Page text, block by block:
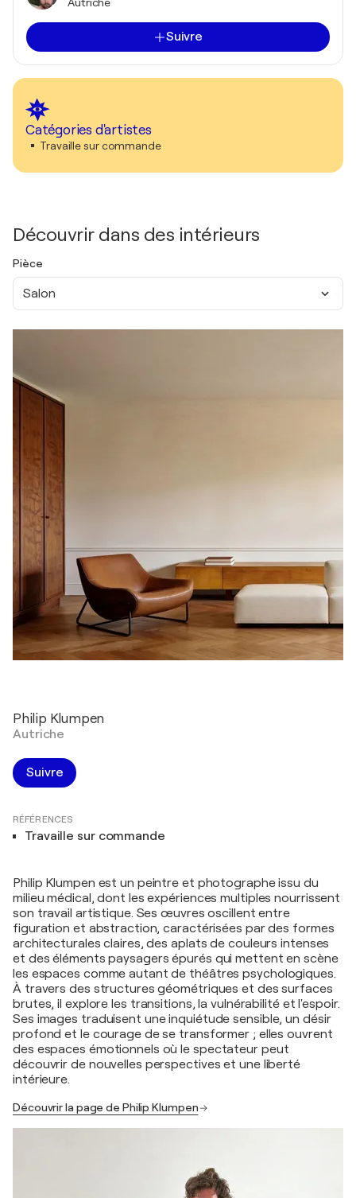
Suivre
Catégories d'artistes
Travaille sur commande
Découvrir dans des intérieurs
Pièce
Salon
Philip Klumpen
Autriche
Suivre
RÉFÉRENCES
Travaille sur commande
Philip Klumpen est un peintre et photographe issu du
milieu médical, dont les expériences multiples nourrissent
son travail artistique. Ses œuvres oscillent entre
figuration et abstraction, caractérisées par des formes
architecturales claires, des aplats de couleurs intenses
et des éléments paysagers épurés qui mettent en scène
les espaces comme autant de théâtres psychologiques.
À travers des structures géométriques et des surfaces
brutes, il explore les transitions, la vulnérabilité et l'espoir.
Ses images traduisent une inquiétude sensible, un désir
profond et le courage de se transformer ; elles ouvrent
des espaces émotionnels où le spectateur peut
découvrir de nouvelles perspectives et une liberté
intérieure.
Découvrir la page de Philip Klumpen